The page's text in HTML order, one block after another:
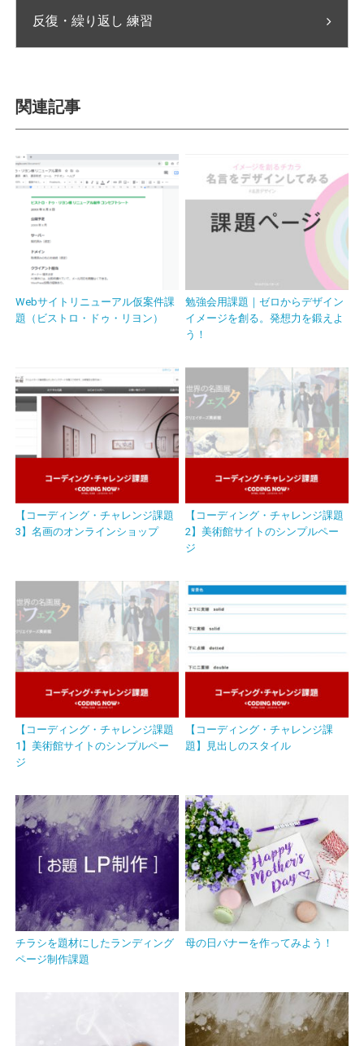
反復・繰り返し 練習
関連記事
Webサイトリニューアル仮案件課
題（ビストロ・ドゥ・リヨン）
勉強会用課題｜ゼロからデザイン
イメージを創る。発想力を鍛えよ
う！
【コーディング・チャレンジ課題
3】名画のオンラインショップ
【コーディング・チャレンジ課題
2】美術館サイトのシンプルペー
ジ
【コーディング・チャレンジ課題
1】美術館サイトのシンプルペー
ジ
【コーディング・チャレンジ課
題】見出しのスタイル
チラシを題材にしたランディング
ページ制作課題
母の日バナーを作ってみよう！